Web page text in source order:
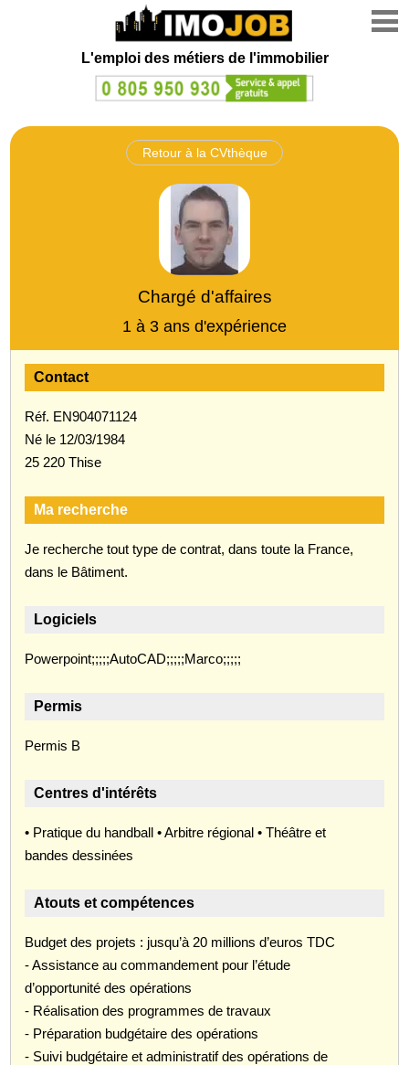
L'emploi des métiers de l'immobilier
Retour à la CVthèque
Chargé d'affaires
1 à 3 ans d'expérience
Contact
Réf. EN904071124
Né le 12/03/1984
25 220 Thise
Ma recherche
Je recherche tout type de contrat, dans toute la France,
dans le Bâtiment.
Logiciels
Powerpoint;;;;;AutoCAD;;;;;Marco;;;;;
Permis
Permis B
Centres d'intérêts
• Pratique du handball • Arbitre régional • Théâtre et
bandes dessinées
Atouts et compétences
Budget des projets : jusqu’à 20 millions d’euros TDC
- Assistance au commandement pour l’étude
d’opportunité des opérations
- Réalisation des programmes de travaux
- Préparation budgétaire des opérations
- Suivi budgétaire et administratif des opérations de